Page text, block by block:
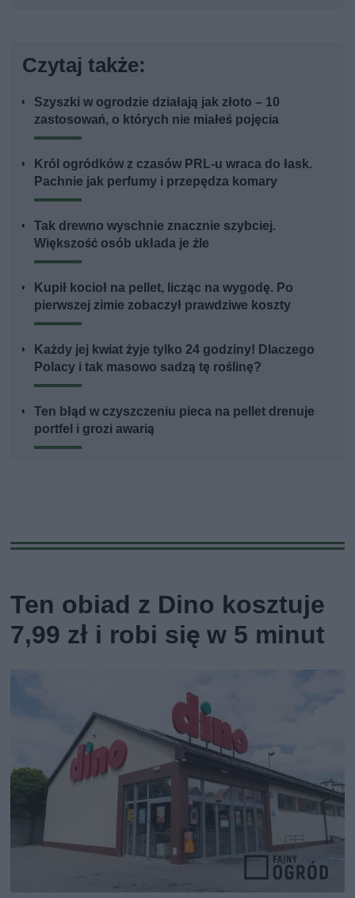
Czytaj także:
Szyszki w ogrodzie działają jak złoto – 10
zastosowań, o których nie miałeś pojęcia
Król ogródków z czasów PRL-u wraca do łask.
Pachnie jak perfumy i przepędza komary
Tak drewno wyschnie znacznie szybciej.
Większość osób układa je źle
Kupił kocioł na pellet, licząc na wygodę. Po
pierwszej zimie zobaczył prawdziwe koszty
Każdy jej kwiat żyje tylko 24 godziny! Dlaczego
Polacy i tak masowo sadzą tę roślinę?
Ten błąd w czyszczeniu pieca na pellet drenuje
portfel i grozi awarią
Ten obiad z Dino kosztuje
7,99 zł i robi się w 5 minut